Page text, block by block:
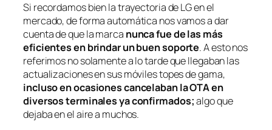
Si recordamos bien la trayectoria de LG en el
mercado, de forma automática nos vamos a dar
cuenta de que la marca nunca fue de las más
eficientes en brindar un buen soporte. A esto nos
referimos no solamente a lo tarde que llegaban las
actualizaciones en sus móviles topes de gama,
incluso en ocasiones cancelaban la OTA en
diversos terminales ya confirmados;algo que
dejaba en el aire a muchos.